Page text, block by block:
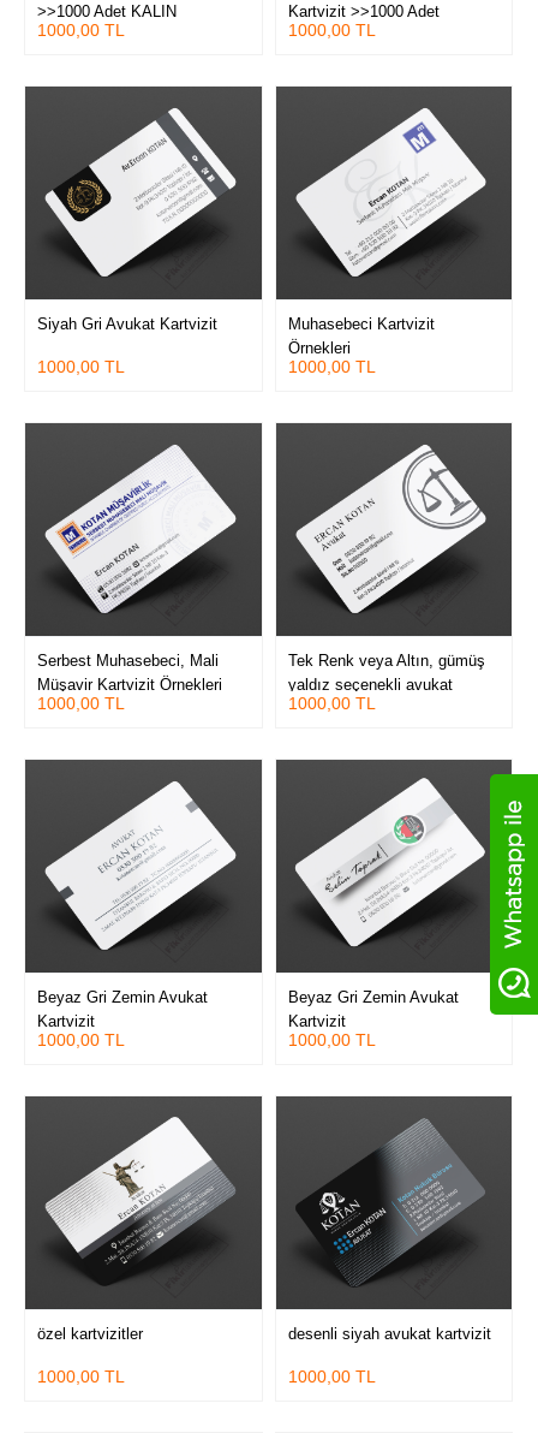
>>1000 Adet KALIN
KARTVİZİT (Tavsiye) Çift yüz
Kartvizit
1000,00 TL
Kartvizit >>1000 Adet
Standart Kartvizit
1000,00 TL
Siyah Gri Avukat Kartvizit
1000,00 TL
Muhasebeci Kartvizit
Örnekleri
1000,00 TL
Serbest Muhasebeci, Mali
Müşavir Kartvizit Örnekleri
1000,00 TL
Tek Renk veya Altın, gümüş
yaldız seçenekli avukat
kartvizitleri
1000,00 TL
Beyaz Gri Zemin Avukat
Kartvizit
1000,00 TL
Beyaz Gri Zemin Avukat
Kartvizit
1000,00 TL
özel kartvizitler
1000,00 TL
desenli siyah avukat kartvizit
1000,00 TL